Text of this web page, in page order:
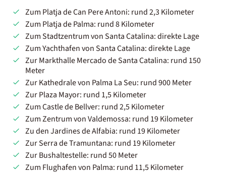
Zum Platja de Can Pere Antoni: rund 2,3 Kilometer
Zum Platja de Palma: rund 8 Kilometer
Zum Stadtzentrum von Santa Catalina: direkte Lage
Zum Yachthafen von Santa Catalina: direkte Lage
Zur Markthalle Mercado de Santa Catalina: rund 150
Meter
Zur Kathedrale von Palma La Seu: rund 900 Meter
Zur Plaza Mayor: rund 1,5 Kilometer
Zum Castle de Bellver: rund 2,5 Kilometer
Zum Zentrum von Valdemossa: rund 19 Kilometer
Zu den Jardines de Alfabia: rund 19 Kilometer
Zur Serra de Tramuntana: rund 19 Kilometer
Zur Bushaltestelle: rund 50 Meter
Zum Flughafen von Palma: rund 11,5 Kilometer